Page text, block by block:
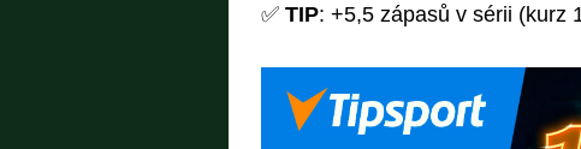
✅ TIP: +5,5 zápasů v sérii (kurz